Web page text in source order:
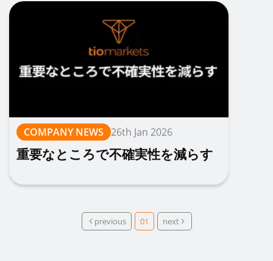
COMPANY NEWS 26th Jan 2026
重要なところで不確実性を減らす
previous 01 next